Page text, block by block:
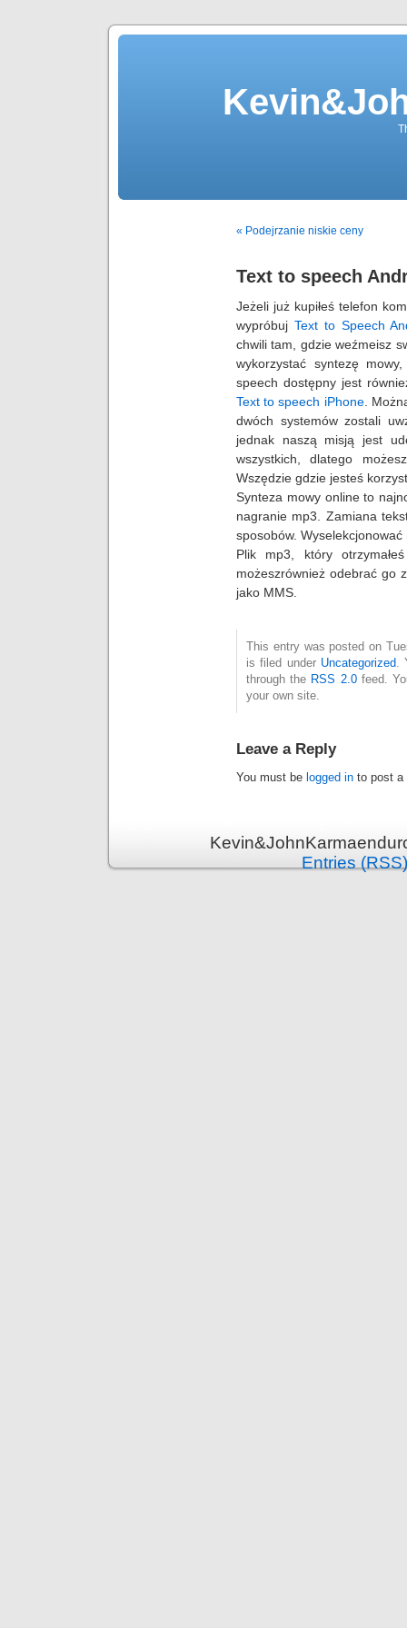
« Podejrzanie niskie ceny
Text to speech
Jeżeli już kupiłeśtelefon
wypróbuj Text to Speech
chwili tam, gdzieweźmeisz
wykorzystać syntezę
speech dostępny jest
Text to speech iPhone.
dwóch systemów zostali
jednak naszą misją jest
wszystkich, dlatego
Wszędzie gdzie jesteś
Synteza mowy online to
nagranie mp3
Zamiana
sposobów.Wyselekcjonować
Plik mp3, który otrzymałeś
możeszrównież odebrać go
jako MMS
This entry was posted on
is filed under Uncategorized.
through the RSS 2.0feed.
your own site.
Leave a Reply
You must be logged in to post a
Entries (RSS)